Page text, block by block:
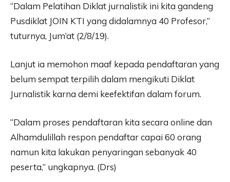
“Dalam Pelatihan Diklat jurnalistik ini kita gandeng
Pusdiklat JOIN KTI yang didalamnya 40 Profesor,”
tuturnya, Jum’at (2/8/19).
Lanjut ia memohon maaf kepada pendaftaran yang
belum sempat terpilih dalam mengikuti Diklat
Jurnalistik karna demi keefektifan dalam forum.
“Dalam proses pendaftaran kita secara online dan
Alhamdulillah respon pendaftar capai 60 orang
namun kita lakukan penyaringan sebanyak 40
peserta,” ungkapnya. (Drs)